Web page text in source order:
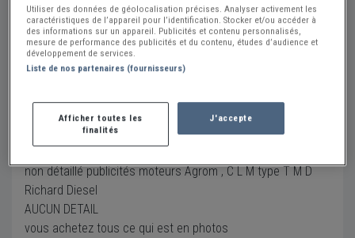
Jura (39) - LONS-LE-SAUNIER (39000)
Voir sur la carte
Envoyer un email
Description
un lot de 22 exemplaires des années 60 / 70
non détaillé publicités moteurs Agrom , C L M type T M D
Richard Diesel
AUCUN DETAIL
vous achetez tous ce qui est en photos
Utiliser des données de géolocalisation précises. Analyser activement les
caractéristiques de l’appareil pour l’identification. Stocker et/ou accéder à
des informations sur un appareil. Publicités et contenu personnalisés,
mesure de performance des publicités et du contenu, études d’audience et
développement de services.
Liste de nos partenaires (fournisseurs)
Afficher toutes les
finalités
J'accepte